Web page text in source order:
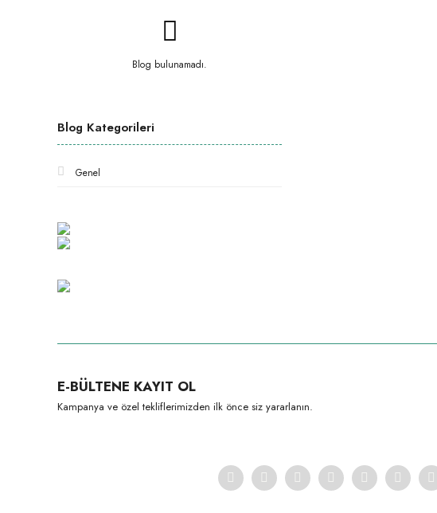
Blog bulunamadı.
Blog Kategorileri
Genel
E-BÜLTENE KAYIT OL
Kampanya ve özel tekliflerimizden ilk önce siz yararlanın.